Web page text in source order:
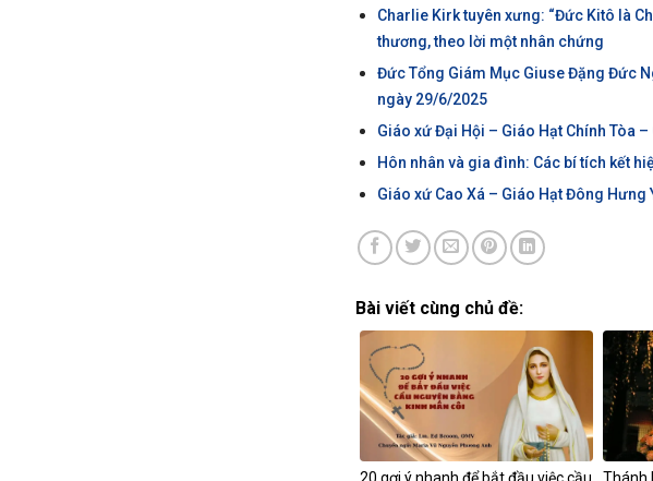
Charlie Kirk tuyên xưng: “Đức Kitô là
thương, theo lời một nhân chứng
Đức Tổng Giám Mục Giuse Đặng Đức
ngày 29/6/2025
Giáo xứ Đại Hội – Giáo Hạt Chính Tòa
Hôn nhân và gia đình: Các bí tích kết
Giáo xứ Cao Xá – Giáo Hạt Đông Hưng
Bài viết cùng chủ đề: